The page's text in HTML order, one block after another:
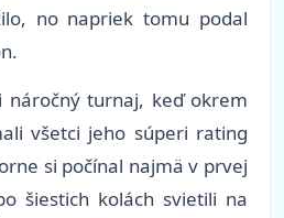
no napriek tomu podal
náročný turnaj, keď okrem
všetci jeho súperi rating
si počínal najmä v prvej
šiestich kolách svietili na